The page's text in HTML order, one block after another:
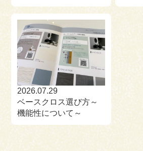
2026.07.29
ベースクロス選び方～
機能性について～